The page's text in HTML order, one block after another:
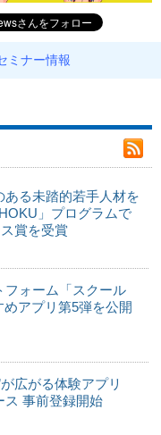
ミナー情報
る未踏的若手人材を
」プログラムで
賞を受賞
フォーム「スクール
アプリ第5弾を公開
広がる体験アプリ
ス 事前登録開始